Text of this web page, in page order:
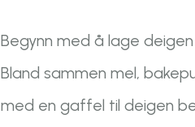
Begynn med å lage
Bland sammen mel,
med en gaffel til deigen